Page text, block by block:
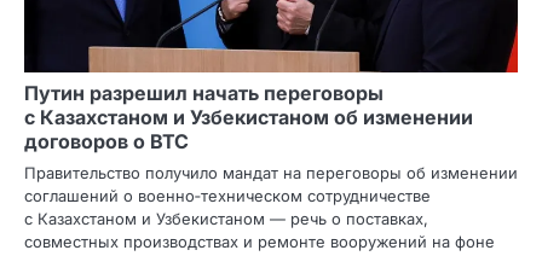
Путин разрешил начать переговоры
с Казахстаном и Узбекистаном об изменении
договоров о ВТС
Правительство получило мандат на переговоры об изменении
соглашений о военно‑техническом сотрудничестве
с Казахстаном и Узбекистаном — речь о поставках,
совместных производствах и ремонте вооружений на фоне